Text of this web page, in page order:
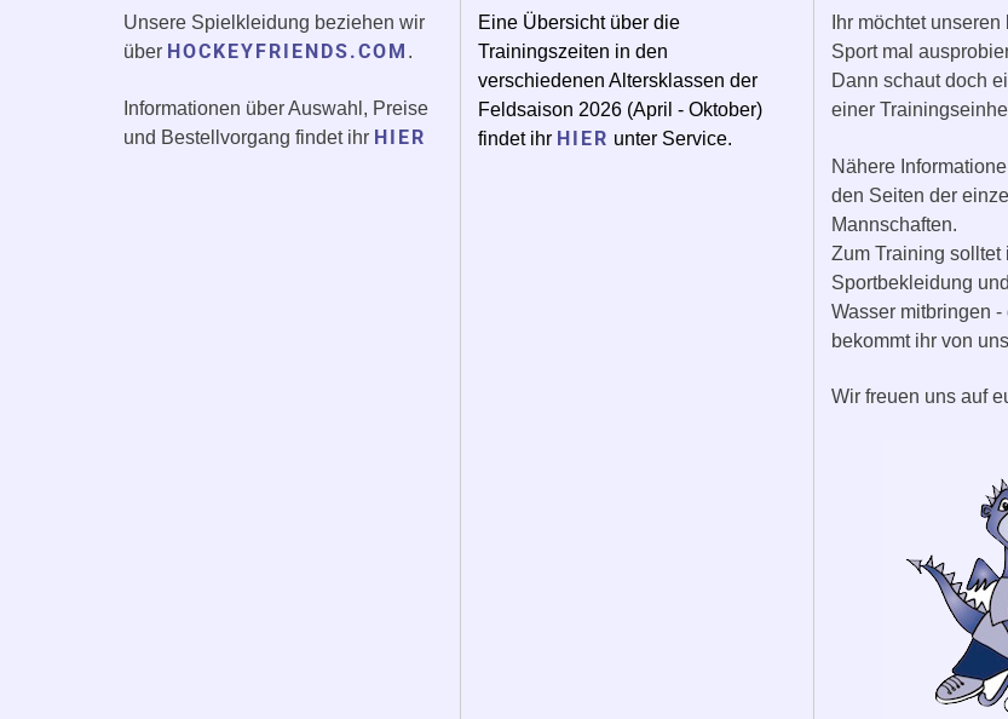
Unsere Spielkleidung beziehen wir
über HOCKEYFRIENDS.COM .
Informationen über Auswahl, Preise
und Bestellvorgang findet ihr HIER
Eine Übersicht über die
Trainingszeiten in den
verschiedenen Altersklassen der
Feldsaison 2026 (April - Oktober)
findet ihr HIER unter Service.
Ihr möchtet
Sport mal
Dann schaut doch
einer
Nähere
den Seiten der
Mannschaften.
Zum Training solltet
Sportbekleidung
Wasser mitbringen -
bekommt ihr von uns
Wir freuen uns auf